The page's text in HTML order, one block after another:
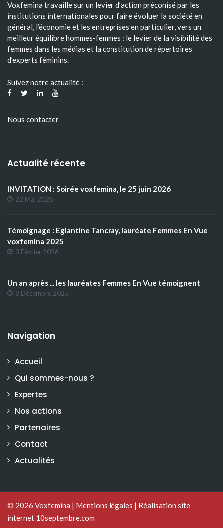
Voxfemina travaille sur un levier d’action préconisé par les
institutions internationales pour faire évoluer la société en
général, l’économie et les entreprises en particulier, vers un
meilleur équilibre hommes-femmes : le levier de la visibilité des
femmes dans les médias et la constitution de répertoires
d’experts féminins.
Suivez notre actualité :
Nous contacter
Actualité récente
INVITATION : Soirée voxfemina, le 25 juin 2026
22 Mai 2026
Témoignage : Eglantine Tancray, lauréate Femmes En Vue
voxfemina 2025
3 Février 2026
Un an après ... les lauréates Femmes En Vue témoignent
8 Décembre 2025
Navigation
Accueil
Qui sommes-nous ?
Expertes
Nos actions
Partenaires
Contact
Actualités
© 2026 Voxfemina | Mentions légales | Réalisation site
internet 10septembre.com